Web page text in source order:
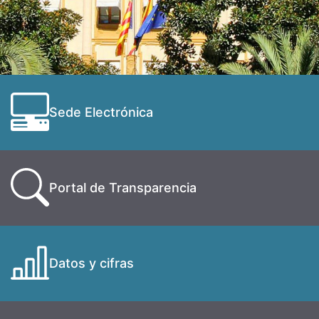
Sede Electrónica
Portal de Transparencia
Datos y cifras